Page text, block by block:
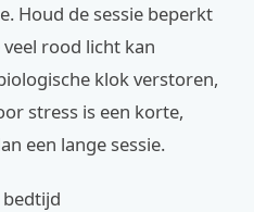
Houd de sessie beperkt
rood licht kan
klok verstoren,
stress is een korte,
een lange sessie.